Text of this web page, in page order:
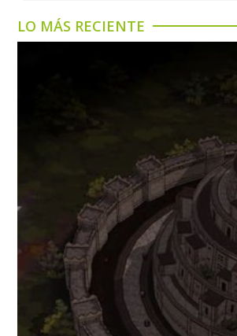
LO MÁS RECIENTE